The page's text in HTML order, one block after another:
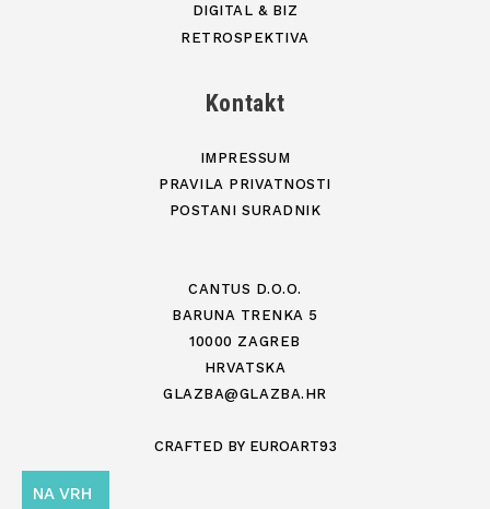
DIGITAL & BIZ
RETROSPEKTIVA
Kontakt
IMPRESSUM
PRAVILA PRIVATNOSTI
POSTANI SURADNIK
CANTUS D.O.O.
BARUNA TRENKA 5
10000 ZAGREB
HRVATSKA
GLAZBA@GLAZBA.HR
CRAFTED BY EUROART93
NA VRH